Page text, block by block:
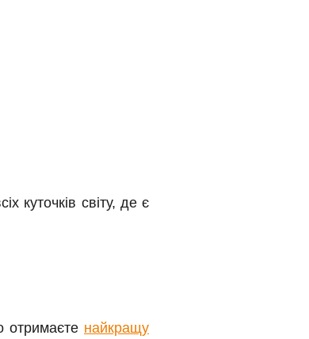
куточків світу, де є
отримаєте найкращу